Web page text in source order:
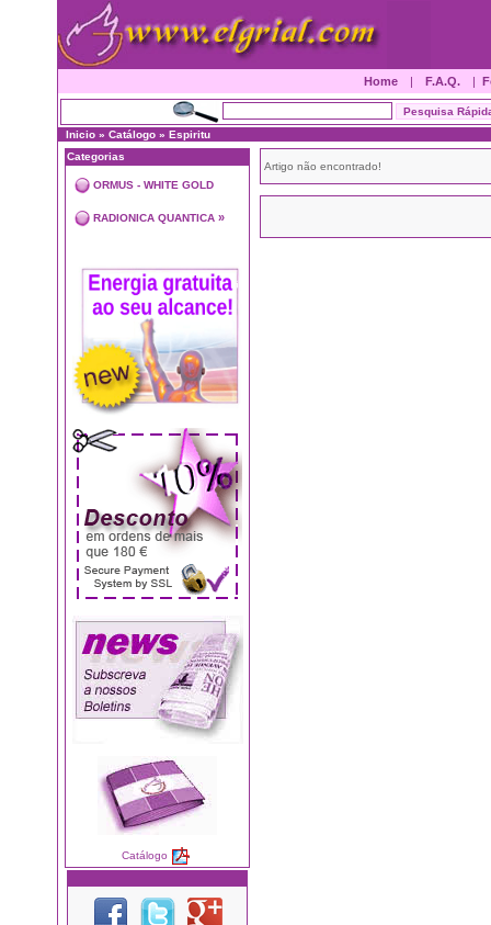
Home | F.A.Q. |
Inicio » Catálogo » Espiritu
Categorias
ORMUS - WHITE GOLD
RADIONICA QUANTICA »
Catálogo
Artigo não encontrado!